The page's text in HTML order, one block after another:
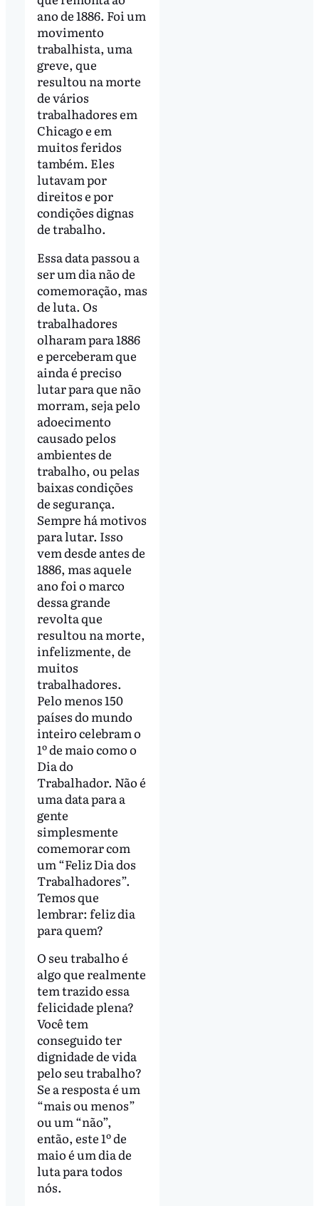
ano de 1886. Foi um
movimento
trabalhista, uma
greve, que
resultou na morte
de vários
trabalhadores em
Chicago e em
muitos feridos
também. Eles
lutavam por
direitos e por
condições dignas
de trabalho.
Essa data passou a
ser um dia não de
comemoração, mas
de luta. Os
trabalhadores
olharam para 1886
e perceberam que
ainda é preciso
lutar para que não
morram, seja pelo
adoecimento
causado pelos
ambientes de
trabalho, ou pelas
baixas condições
de segurança.
Sempre há motivos
para lutar. Isso
vem desde antes de
1886, mas aquele
ano foi o marco
dessa grande
revolta que
resultou na morte,
infelizmente, de
muitos
trabalhadores.
Pelo menos 150
países do mundo
inteiro celebram o
1º de maio como o
Dia do
Trabalhador. Não é
uma data para a
gente
simplesmente
comemorar com
um “Feliz Dia dos
Trabalhadores”.
Temos que
lembrar: feliz dia
para quem?
O seu trabalho é
algo que realmente
tem trazido essa
felicidade plena?
Você tem
conseguido ter
dignidade de vida
pelo seu trabalho?
Se a resposta é um
“mais ou menos”
ou um “não”,
então, este 1º de
maio é um dia de
luta para todos
nós.